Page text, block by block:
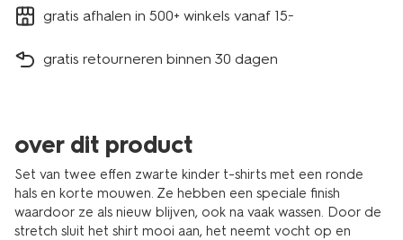
gratis afhalen in 500+ winkels vanaf 15.-
gratis retourneren binnen 30 dagen
over dit product
Set van twee effen zwarte kinder t-shirts met een ronde
hals en korte mouwen. Ze hebben een speciale finish
waardoor ze als nieuw blijven, ook na vaak wassen. Door de
stretch sluit het shirt mooi aan, het neemt vocht op en